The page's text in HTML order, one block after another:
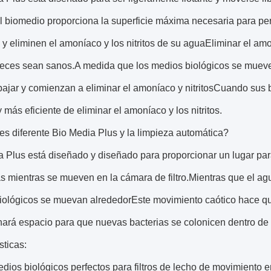
biomedio proporciona la superficie máxima necesaria para
y eliminen el amoníaco y los nitritos de su aguaEliminar el
sean sanos.A medida que los medios biológicos se
y comienzan a eliminar el amoníaco y nitritosCuando
más eficiente de eliminar el amoníaco y los nitritos.
diferente Bio Media Plus y la limpieza automática?
Plus está diseñado y diseñado para proporcionar un lugar
mientras se mueven en la cámara de filtro.Mientras que el
se muevan alrededorEste movimiento caótico hace
espacio para que nuevas bacterias se colonicen dentro
biológicos perfectos para filtros de lecho de movimiento